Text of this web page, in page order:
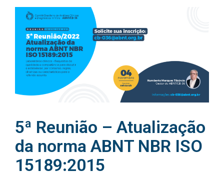
FALE CONOSCO
5ª Reunião – Atualização
da norma ABNT NBR ISO
15189:2015